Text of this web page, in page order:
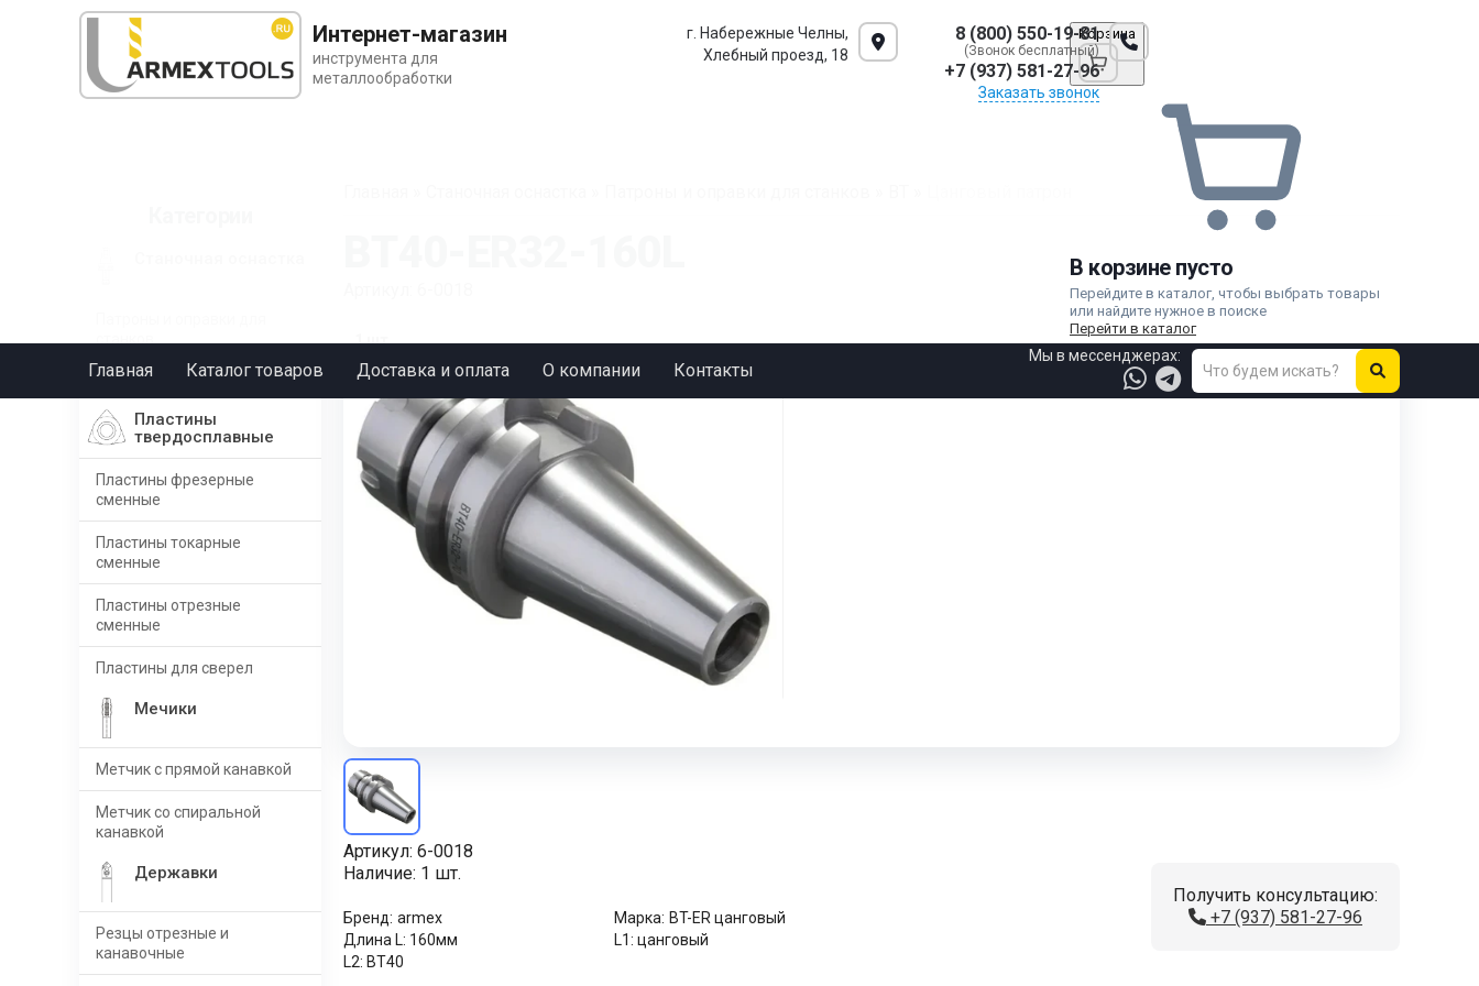
Интернет-магазин
инструмента для
металлообработки
г. Набережные Челны,
Хлебный проезд, 18
8 (800) 550-19-81
(Звонок бесплатный)
+7 (937) 581-27-96
Заказать звонок
Корзина
В корзине пусто
Перейдите в каталог, чтобы выбрать товары
или найдите нужное в поиске
Перейти в каталог
Главная Каталог товаров Доставка и оплата О компании Контакты
Мы в мессенджерах:
BT
Пластины
твердосплавные
Пластины фрезерные
сменные
Пластины токарные
сменные
Пластины отрезные
сменные
Пластины для сверел
Мечики
Метчик с прямой канавкой
Метчик со спиральной
канавкой
Державки
Резцы отрезные и
канавочные
1 шт.
Получить консультацию:
+7 (937) 581-27-96
Артикул: 6-0018
Наличие: 1 шт.
Бренд: armex Марка: BT-ER цанговый
Длина L: 160мм L1: цанговый
L2: BT40